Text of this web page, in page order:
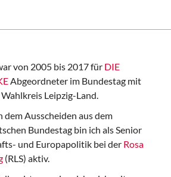
von 2005 bis 2017 für DIE
Abgeordneter im Bundestag mit
Leipzig-Land.
dem Ausscheiden aus dem
Bundestag bin ich als Senior
und Europapolitik bei der Rosa
(RLS) aktiv.